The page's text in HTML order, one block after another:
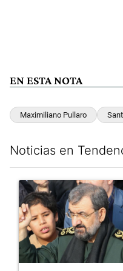
EN ESTA NOTA
Maximiliano Pullaro
Noticias en
Un artículo de tendencia